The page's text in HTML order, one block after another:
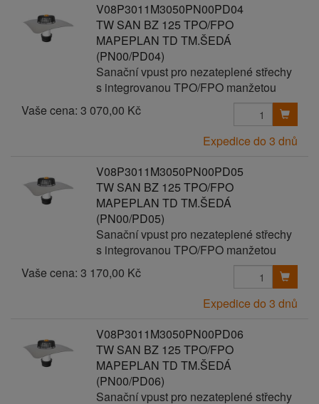
V08P3011M3050PN00PD04
TW SAN BZ 125 TPO/FPO
MAPEPLAN TD TM.ŠEDÁ
(PN00/PD04)
Sanační vpust pro nezateplené střechy
s integrovanou TPO/FPO manžetou
Vaše cena: 3 070,00 Kč
Expedice do 3 dnů
V08P3011M3050PN00PD05
TW SAN BZ 125 TPO/FPO
MAPEPLAN TD TM.ŠEDÁ
(PN00/PD05)
Sanační vpust pro nezateplené střechy
s integrovanou TPO/FPO manžetou
Vaše cena: 3 170,00 Kč
Expedice do 3 dnů
V08P3011M3050PN00PD06
TW SAN BZ 125 TPO/FPO
MAPEPLAN TD TM.ŠEDÁ
(PN00/PD06)
Sanační vpust pro nezateplené střechy